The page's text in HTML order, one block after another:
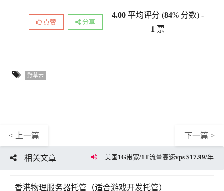
点赞 分享
4.00 平均评分 (84% 分数) -
1 票
野草云
< 上一篇 下一篇 >
相关文章 美国1G带宽/1T流量高速vps $17.99/年
香港物理服务器托管（适合游戏开发托管）